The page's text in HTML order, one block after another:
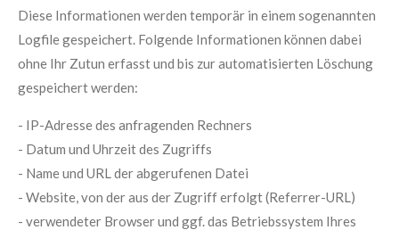
Diese Informationen werden temporär in einem sogenannten
Logfile gespeichert. Folgende Informationen können dabei
ohne Ihr Zutun erfasst und bis zur automatisierten Löschung
gespeichert werden:
- IP-Adresse des anfragenden Rechners
- Datum und Uhrzeit des Zugriffs
- Name und URL der abgerufenen Datei
- Website, von der aus der Zugriff erfolgt (Referrer-URL)
- verwendeter Browser und ggf. das Betriebssystem Ihres